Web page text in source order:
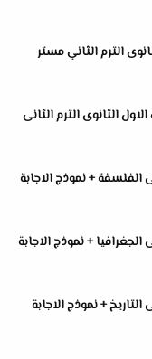
الترم الثاني مستر
الثانوى الترم الثانى
الفلسفة + نموذج الاجابة
+ نموذج الاجابة
+ نموذج الاجابة